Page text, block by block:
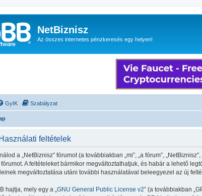
NetBiznisz
Az összes internetes pénzkeresés egy helyen!
GyIK Szabályzat
feltételek
a „NetBiznisz” fórumot (a továbbiakban „mi”, „a fórum”,
A feltételeket bármikor megváltoztathatjuk, és habár a lehető
megváltoztatása utáni további használatával beleegyezel az új
hajtja, mely egy a „ GNU General Public License v2” (a továbbiakban